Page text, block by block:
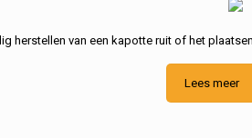
herstellen van een kapotte ruit of het
Lees meer